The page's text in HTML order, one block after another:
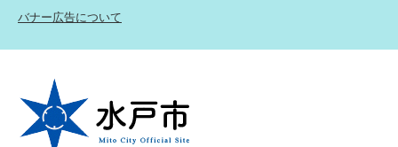
バナー広告について